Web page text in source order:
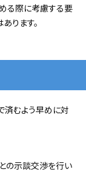
る際に考慮する要
ります。
済むよう早めに対
の示談交渉を行い